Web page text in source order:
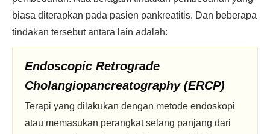
biasa diterapkan pada pasien pankreatitis. Dan beberapa
tindakan tersebut antara lain adalah:
Endoscopic Retrograde
Cholangiopancreatography (ERCP)
Terapi yang dilakukan dengan metode endoskopi
atau memasukan perangkat selang panjang dari